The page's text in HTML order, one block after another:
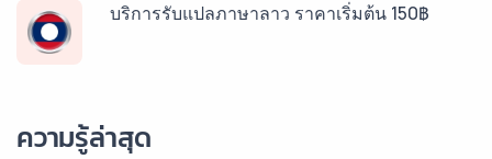
บริการรับแปลภาษาลาว ราคาเริ่มต้น 150฿
ความรู้ล่าสุด